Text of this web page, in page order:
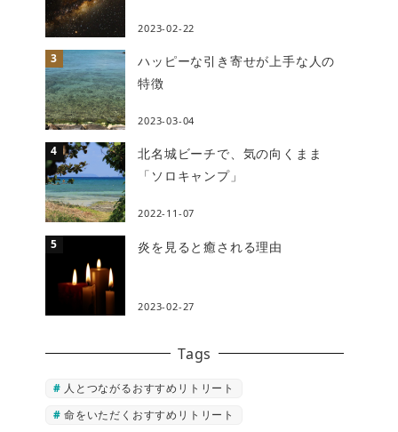
2023-02-22
ハッピーな引き寄せが上手な人の
特徴
2023-03-04
北名城ビーチで、気の向くまま
「ソロキャンプ」
2022-11-07
炎を見ると癒される理由
2023-02-27
Tags
人とつながるおすすめリトリート
命をいただくおすすめリトリート